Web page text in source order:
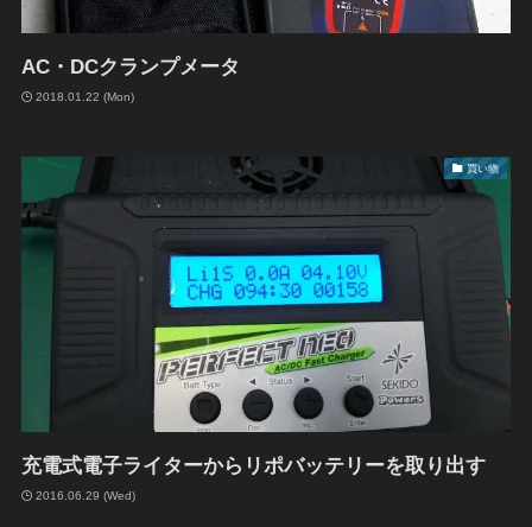
AC・DCクランプメータ
2018.01.22 (Mon)
買い物
充電式電子ライターからリポバッテリーを取り出す
2016.06.29 (Wed)